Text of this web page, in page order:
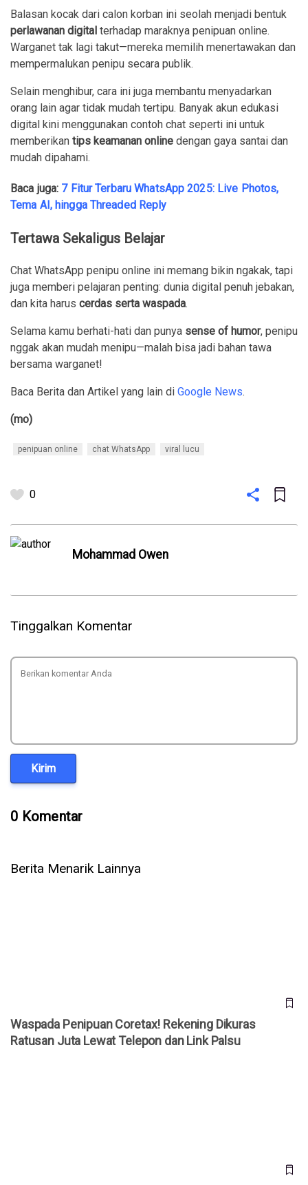
Balasan kocak dari calon korban ini seolah menjadi bentuk
perlawanan digital terhadap maraknya penipuan online.
Warganet tak lagi takut—mereka memilih menertawakan dan
mempermalukan penipu secara publik.
Selain menghibur, cara ini juga membantu menyadarkan
orang lain agar tidak mudah tertipu. Banyak akun edukasi
digital kini menggunakan contoh chat seperti ini untuk
memberikan tips keamanan online dengan gaya santai dan
mudah dipahami.
Baca juga: 7 Fitur Terbaru WhatsApp 2025: Live Photos,
Tema AI, hingga Threaded Reply
Tertawa Sekaligus Belajar
Chat WhatsApp penipu online ini memang bikin ngakak, tapi
juga memberi pelajaran penting: dunia digital penuh jebakan,
dan kita harus cerdas serta waspada.
Selama kamu berhati-hati dan punya sense of humor, penipu
nggak akan mudah menipu—malah bisa jadi bahan tawa
bersama warganet!
Baca Berita dan Artikel yang lain di Google News.
(mo)
penipuan online chat WhatsApp viral lucu
0
Mohammad Owen
Tinggalkan Komentar
Kirim
0 Komentar
Berita Menarik Lainnya
Waspada Penipuan Coretax! Rekening Dikuras
Ratusan Juta Lewat Telepon dan Link Palsu